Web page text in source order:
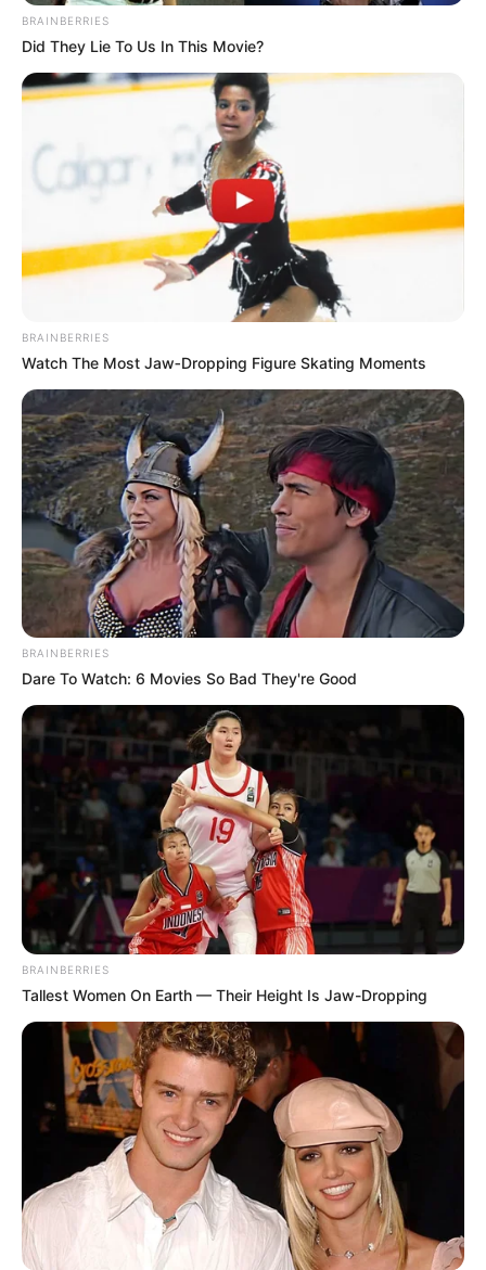
hogyvolt.co - 2026 |Adatvédelem